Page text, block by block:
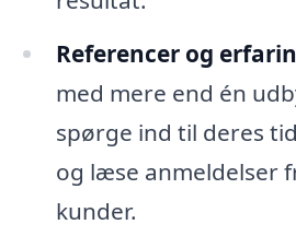
Referencer og
med mere end én
spørge ind til deres
og læse anmeldelser
kunder.